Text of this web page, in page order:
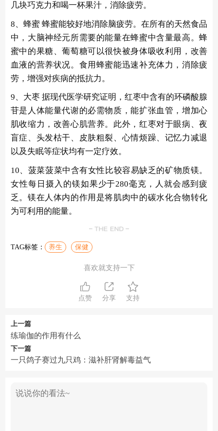
几块巧克力和喝一杯果汁，消除疲劳。
8、蜂蜜 蜂蜜能较好地消除脑疲劳。在所有的天然食品
中，大脑神经元所需要的能量在蜂蜜中含量最高。蜂
蜜中的果糖、葡萄糖可以很快被身体吸收利用，改善
血液的营养状况。食用蜂蜜能迅速补充体力，消除疲
劳，增强对疾病的抵抗力。
9、大枣 据现代医学研究证明，红枣中含有的环磷酸腺
苷是人体能量代谢的必需物质，能扩张血管，增加心
肌收缩力，改善心肌营养。此外，红枣对于眼病、夜
盲症、头发枯干、皮肤粗裂、心情烦躁、记忆力减退
以及失眠等症状均有一定疗效。
10、菠菜菠菜中含有女性比较容易缺乏的矿物质镁。
女性每日摄入的镁如果少于280毫克，人就会感到疲
乏。镁在人体内的作用是将肌肉中的碳水化合物转化
为可利用的能量。
TAG标签： 养生 保健
喜欢就支持一下
点赞 分享 支持
上一篇
练瑜伽的作用有什么
下一篇
一只鸽子赛过九只鸡：滋补肝肾解毒益气